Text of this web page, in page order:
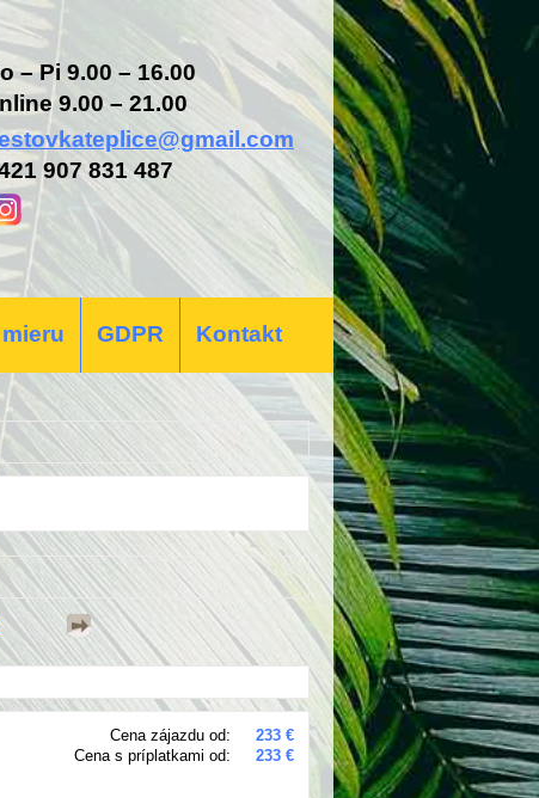
– Pi 9.00 – 16.00
9.00 – 21.00
907 831 487
GDPR Kontakt
Cena zájazdu od:
233 €
Cena s príplatkami od:
233 €